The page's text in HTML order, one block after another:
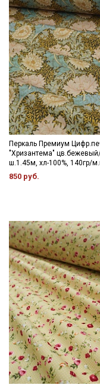
Перкаль Премиум
"Хризантема" цв.бежевый/
ш.1.45м, хл-100%, 140гр/
850 руб.